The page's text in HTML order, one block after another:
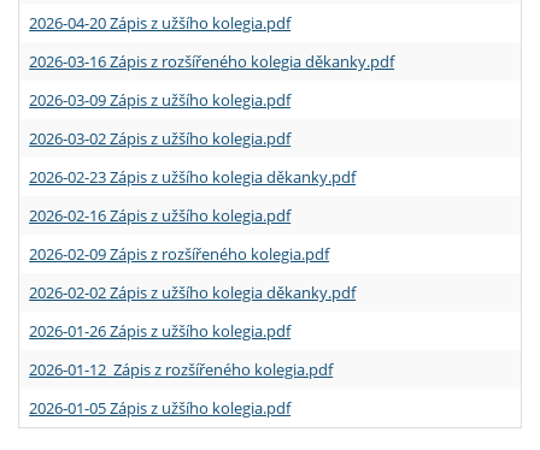
2026-04-20 Zápis z užšího kolegia.pdf
2026-03-16 Zápis z rozšířeného kolegia děkanky.pdf
2026-03-09 Zápis z užšího kolegia.pdf
2026-03-02 Zápis z užšího kolegia.pdf
2026-02-23 Zápis z užšího kolegia děkanky.pdf
2026-02-16 Zápis z užšího kolegia.pdf
2026-02-09 Zápis z rozšířeného kolegia.pdf
2026-02-02 Zápis z užšího kolegia děkanky.pdf
2026-01-26 Zápis z užšího kolegia.pdf
2026-01-12 Zápis z rozšířeného kolegia.pdf
2026-01-05 Zápis z užšího kolegia.pdf